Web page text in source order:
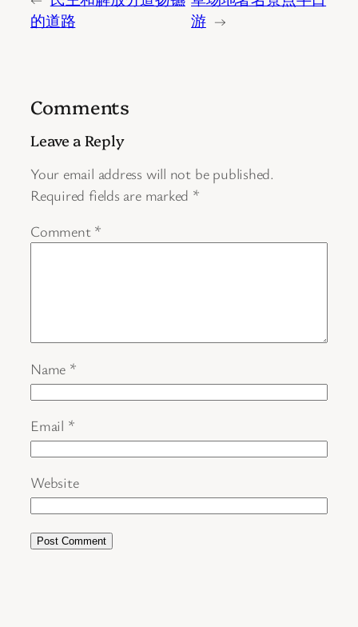
的道路
游 →
Comments
Leave a Reply
Your email address will not be published.
Required fields are marked *
Comment *
Name *
Email *
Website